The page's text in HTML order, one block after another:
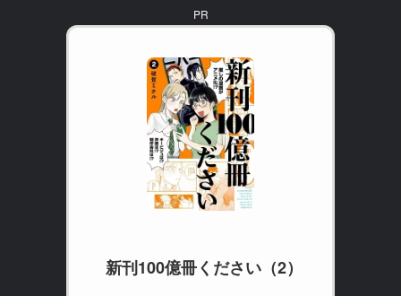
PR
新刊100億冊ください（2）